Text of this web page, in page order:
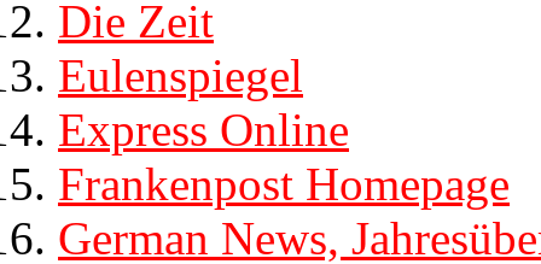
Die Zeit
Eulenspiegel
Express Online
Frankenpost Homepage
German News,